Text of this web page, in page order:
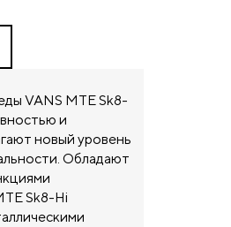
VANS MTE Sk8-
и
новый уровень
Обладают
Sk8-Hi